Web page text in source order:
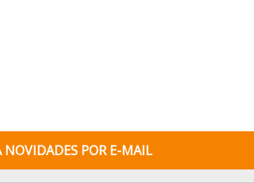
NOVIDADES POR E-MAIL